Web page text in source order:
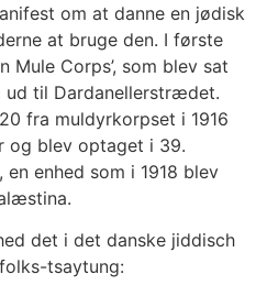
om at danne en jødisk
at bruge den. I første
Mule Corps’, som blev sat
ud til Dardanellerstrædet.
fra muldyrkorpset i 1916
og blev optaget i 39.
enhed som i 1918 blev
det i det danske jiddisch
tsaytung: